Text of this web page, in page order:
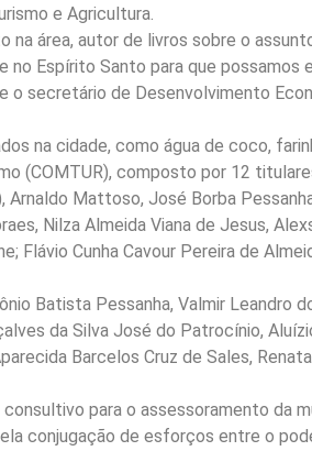
e Agricultura.
na área, autor de livros sobre o
Espírito Santo para que possamos
o secretário de Desenvolvimento
na cidade, como água de coco,
(COMTUR), composto por 12
Mattoso, José Borba
Nilza Almeida Viana de Jesus,
Flávio Cunha Cavour Pereira de
Batista Pessanha, Valmir Leandro
da Silva José do Patrocínio,
Barcelos Cruz de Sales,
para o assessoramento da
conjugação de esforços entre o